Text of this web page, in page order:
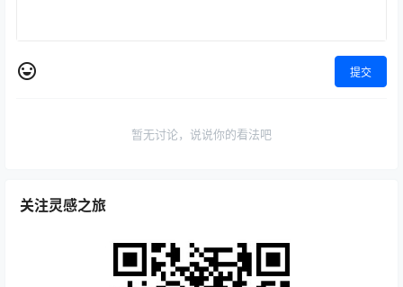
提交
暂无讨论，说说你的看法吧
关注灵感之旅